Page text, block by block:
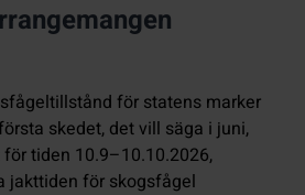
för statens marker
skedet, det vill säga i juni,
tiden 10.9–10.10.2026,
jakttiden för skogsfågel